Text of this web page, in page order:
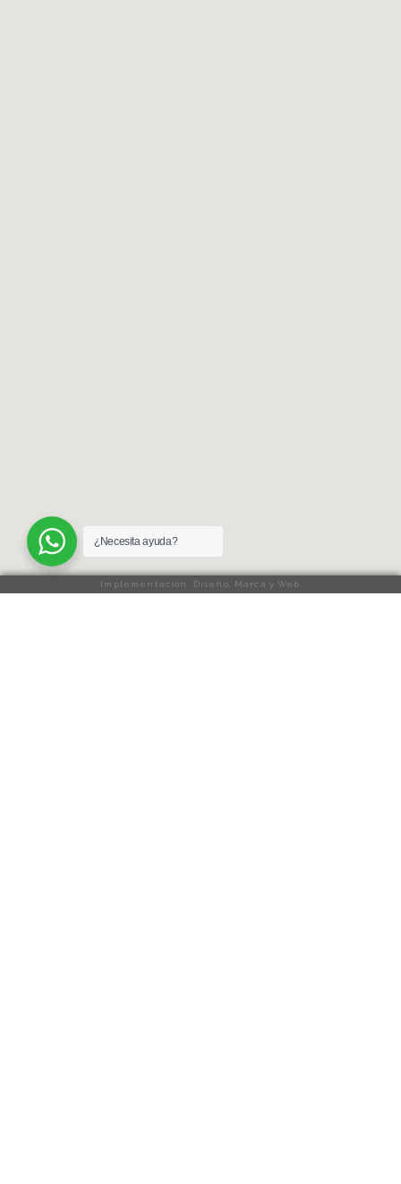
¿Necesita ayuda?
Implementación: Diseño, Marca y Web